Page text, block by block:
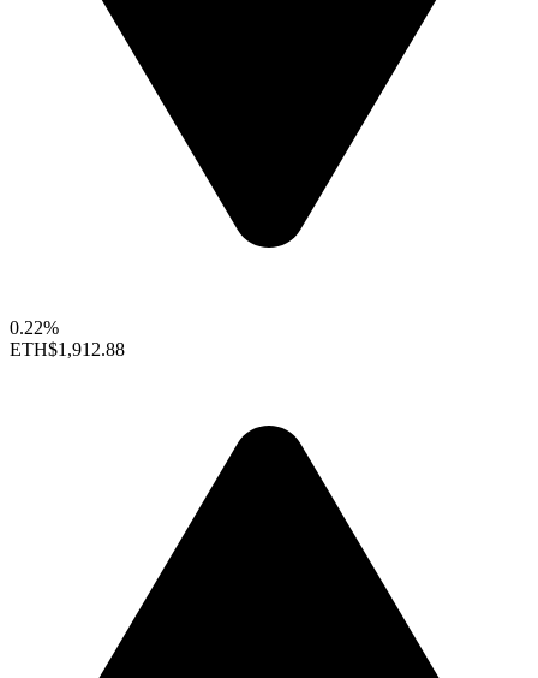
0.22%
ETH$1,912.88